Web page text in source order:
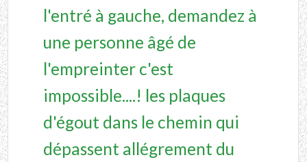
l'entré à gauche, demandez à
une personne âgé de
l'empreinter c'est
impossible....! les plaques
d'égout dans le chemin qui
dépassent allégrement du